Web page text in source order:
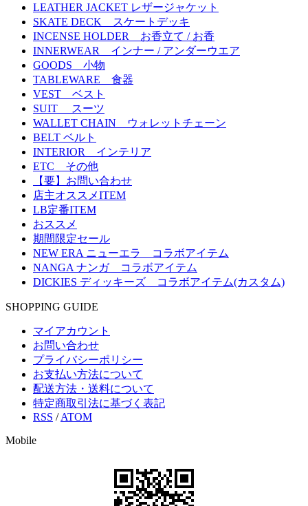
LEATHER JACKET レザージャケット
SKATE DECK スケートデッキ
INCENSE HOLDER お香立て / お香
INNERWEAR インナー / アンダーウエア
GOODS 小物
TABLEWARE 食器
VEST ベスト
SUIT スーツ
WALLET CHAIN ウォレットチェーン
BELT ベルト
INTERIOR インテリア
ETC その他
【要】お問い合わせ
店主オススメITEM
LB定番ITEM
おススメ
期間限定セール
NEW ERA ニューエラ コラボアイテム
NANGA ナンガ コラボアイテム
DICKIES ディッキーズ コラボアイテム(カスタム)
SHOPPING GUIDE
マイアカウント
お問い合わせ
プライバシーポリシー
お支払い方法について
配送方法・送料について
特定商取引法に基づく表記
RSS /ATOM
Mobile